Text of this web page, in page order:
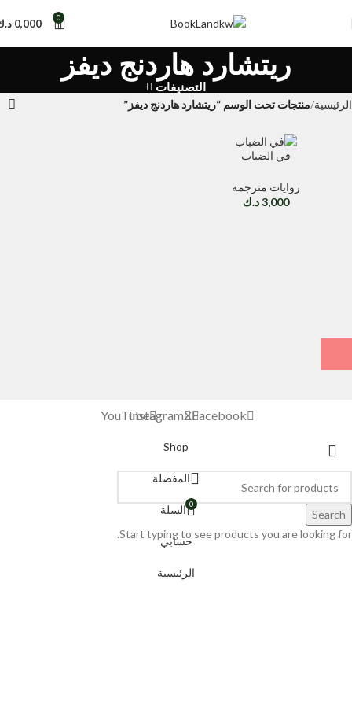
0
0,000
ريتشارد هاردنج ديفز
التصنيفات
الرئيسية منتجات تحت الوسم “ريتشارد هاردنج ديفز”
في الضباب
روايات مترجمة
3,000د.ك
Facebook
X
Instagram
YouTube
Search
Start typing to see products you are looking for.
Shop
المفضلة
0 السلة
حسابي
الرئيسية